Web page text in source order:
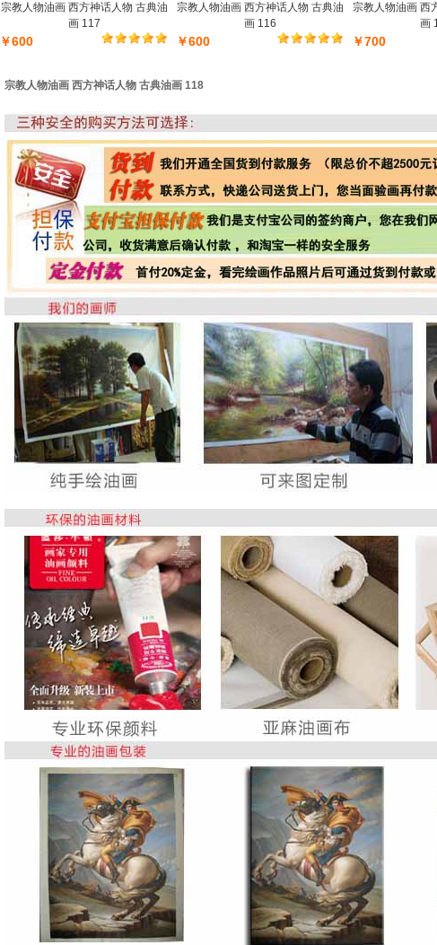
宗教人物油画 西方神话人物 古典油
画 117
￥600
宗教人物油画 西方神话人物 古典油
画 116
￥600
宗教人物油画 西
画
￥700
宗教人物油画 西方神话人物 古典油画 118